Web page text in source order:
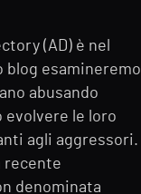
(AD) è nel
blog esamineremo
abusando
evolvere le loro
agli aggressori.
recente
denominata